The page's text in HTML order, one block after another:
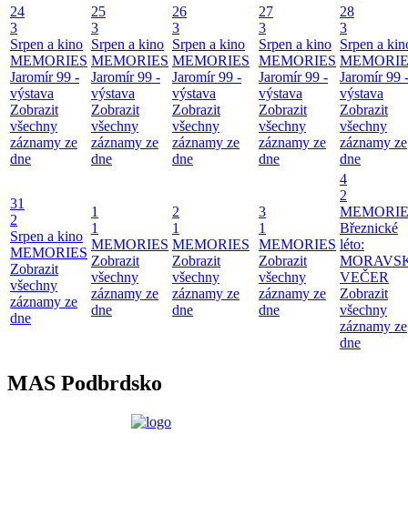
24
3
Srpen a kino
MEMORIES
Jaromír 99 -
výstava
Zobrazit
všechny
záznamy ze
dne
25
3
Srpen a kino
MEMORIES
Jaromír 99 -
výstava
Zobrazit
všechny
záznamy ze
dne
26
3
Srpen a kino
MEMORIES
Jaromír 99 -
výstava
Zobrazit
všechny
záznamy ze
dne
27
3
Srpen a kino
MEMORIES
Jaromír 99 -
výstava
Zobrazit
všechny
záznamy ze
dne
28
3
Srpen a
Jaromír 99 -
výstava
Zobrazit
všechny
záznamy ze
dne
31
2
Srpen a kino
MEMORIES
Zobrazit
všechny
záznamy ze
dne
1
1
MEMORIES
Zobrazit
všechny
záznamy ze
dne
2
1
MEMORIES
Zobrazit
všechny
záznamy ze
dne
3
1
MEMORIES
Zobrazit
všechny
záznamy ze
dne
4
2
Březnické
léto:
VEČER
Zobrazit
všechny
záznamy ze
dne
MAS Podbrdsko